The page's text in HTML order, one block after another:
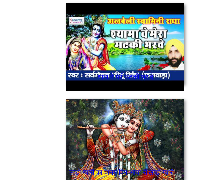
शामा वे मेरी मटकी भर दे
लाडो प्यारी का जनम दिन आयो री,लाडो प्यारी का